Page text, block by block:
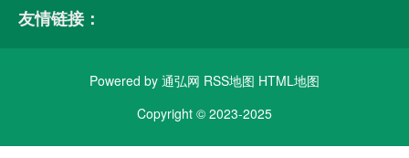
友情链接：
Powered by 通弘网 RSS地图 HTML地图
Copyright © 2023-2025